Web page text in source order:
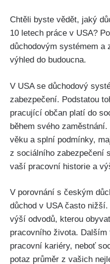
Chtěli byste vědět, jaký
10 letech práce v USA?
důchodovým systémem a
výhled do budoucna.
V USA se důchodový
zabezpečení. Podstatou
pracující občan platí do
během svého
věku a splní podmínky,
z sociálního zabezpečení
vaší pracovní historie a
V porovnání s českým
důchod v USA často
výší odvodů, kterou
pracovního života.
pracovní kariéry, neboť
potaz průměr z vašich